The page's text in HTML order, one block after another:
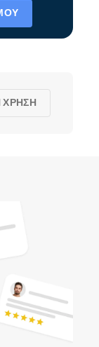
ΧΡΉΣΗ